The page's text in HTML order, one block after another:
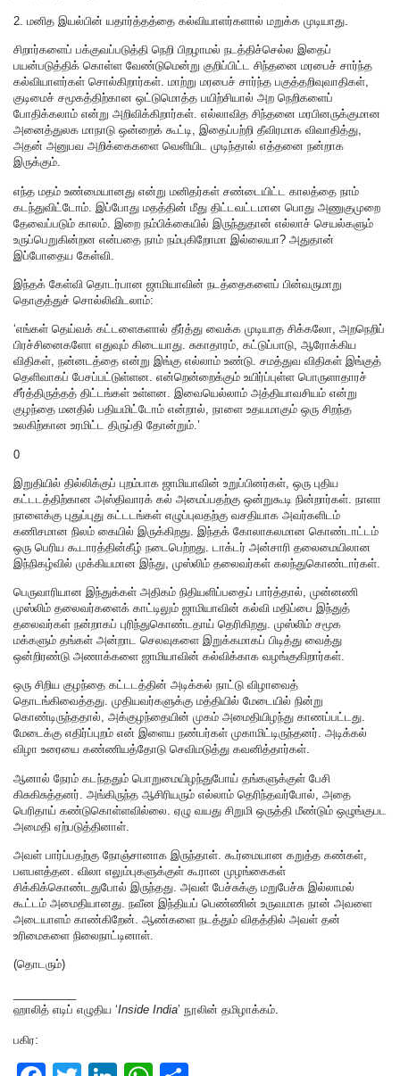
2. மனித இயல்பின் யதார்த்தத்தை கல்வியாளர்களால் மறுக்க முடியாது.
சிறார்களைப் பக்குவப்படுத்தி நெறி பிறழாமல் நடத்திச்செல்ல இதைப்
பயன்படுத்திக் கொள்ள வேண்டுமென்று குறிப்பிட்ட சிந்தனை மரபைச் சார்ந்த
கல்வியாளர்கள் சொல்கிறார்கள். மாற்று மரபைச் சார்ந்த பகுத்தறிவுவாதிகள்,
குடிமைச் சமூகத்திற்கான ஒட்டுமொத்த பயிற்சியால் அற நெறிகளைப்
போதிக்கலாம் என்று அறிவிக்கிறார்கள். எல்லாவித சிந்தனை மரபினருக்குமான
அனைத்துலக மாநாடு ஒன்றைக் கூட்டி, இதைப்பற்றி தீவிரமாக விவாதித்து,
அதன் அனுபவ அறிக்கைகளை வெளியிட முடிந்தால் எத்தனை நன்றாக
இருக்கும்.
எந்த மதம் உண்மையானது என்று மனிதர்கள் சண்டையிட்ட காலத்தை நாம்
கடந்துவிட்டோம். இப்போது மதத்தின் மீது திட்டவட்டமான பொது அணுகுமுறை
தேவைப்படும் காலம். இறை நம்பிக்கையில் இருந்துதான் எல்லாச் செயல்களும்
உருப்பெறுகின்றன என்பதை நாம் நம்புகிறோமா இல்லையா? அதுதான்
இப்போதைய கேள்வி.
இந்தக் கேள்வி தொடர்பான ஜாமியாவின் நடத்தைகளைப் பின்வருமாறு
தொகுத்துச் சொல்லிவிடலாம்:
‘எங்கள் தெய்வக் கட்டளைகளால் தீர்த்து வைக்க முடியாத சிக்கலோ, அறநெறிப்
பிரச்சினைகளோ எதுவும் கிடையாது. சுகாதாரம், கட்டுப்பாடு, ஆரோக்கிய
விதிகள், நன்னடத்தை என்று இங்கு எல்லாம் உண்டு. சமத்துவ விதிகள் இங்குத்
தெளிவாகப் பேசப்பட்டுள்ளன. என்றென்றைக்கும் உயிர்ப்புள்ள பொருளாதாரச்
சீர்த்திருத்தத் திட்டங்கள் உள்ளன. இவையெல்லாம் அத்தியாவசியம் என்று
குழந்தை மனதில் பதியமிட்டோம் என்றால், நாளை உதயமாகும் ஒரு சிறந்த
உலகிற்கான உரமிட்ட திருப்தி தோன்றும்.’
0
இறுதியில் தில்லிக்குப் புறம்பாக ஜாமியாவின் உறுப்பினர்கள், ஒரு புதிய
கட்டடத்திற்கான அஸ்திவாரக் கல் அமைப்பதற்கு ஒன்றுகூடி நின்றார்கள். நாளா
நாளைக்கு புதுப்புது கட்டடங்கள் எழுப்புவதற்கு வசதியாக அவர்களிடம்
கணிசமான நிலம் கையில் இருக்கிறது. இந்தக் கோலாகலமான கொண்டாட்டம்
ஒரு பெரிய கூடாரத்தின்கீழ் நடைபெற்றது. டாக்டர் அன்சாரி தலைமையிலான
இந்நிகழ்வில் முக்கியமான இந்து, முஸ்லிம் தலைவர்கள் கலந்துகொண்டார்கள்.
பெருவாரியான இந்துக்கள் அதிகம் நிதியளிப்பதைப் பார்த்தால், முன்னணி
முஸ்லிம் தலைவர்களைக் காட்டிலும் ஜாமியாவின் கல்வி மதிப்பை இந்துத்
தலைவர்கள் நன்றாகப் புரிந்துகொண்டதாய் தெரிகிறது. முஸ்லிம் சமூக
மக்களும் தங்கள் அன்றாட செலவுகளை இறுக்கமாகப் பிடித்து வைத்து
ஒன்றிரண்டு அணாக்களை ஜாமியாவின் கல்விக்காக வழங்குகிறார்கள்.
ஒரு சிறிய குழந்தை கட்டடத்தின் அடிக்கல் நாட்டு விழாவைத்
தொடங்கிவைத்தது. முதியவர்களுக்கு மத்தியில் மேடையில் நின்று
கொண்டிருந்ததால், அக்குழந்தையின் முகம் அமைதியிழந்து காணப்பட்டது.
மேடைக்கு எதிர்ப்புறம் என் இளைய நண்பர்கள் முகாமிட்டிருந்தனர். அடிக்கல்
விழா உரையை கண்ணியத்தோடு செவிமடுத்து கவனித்தார்கள்.
ஆனால் நேரம் கடந்ததும் பொறுமையிழந்துபோய் தங்களுக்குள் பேசி
கிசுகிசுத்தனர். அங்கிருந்த ஆசிரியரும் எல்லாம் தெரிந்தவர்போல், அதை
பெரிதாய் கண்டுகொள்ளவில்லை. ஏழு வயது சிறுமி ஒருத்தி மீண்டும் ஒழுங்குபட
அமைதி ஏற்படுத்தினாள்.
அவள் பார்ப்பதற்கு நோஞ்சானாக இருந்தாள். கூர்மையான கறுத்த கண்கள்,
பளபளத்தன. விலா எலும்புகளுக்குள் கூரான முழங்கைகள்
சிக்கிக்கொண்டதுபோல் இருந்தது. அவள் பேச்சுக்கு மறுபேச்சு இல்லாமல்
கூட்டம் அமைதியானது. நவீன இந்தியப் பெண்ணின் உருவமாக நான் அவளை
அடையாளம் காண்கிறேன். ஆண்களை நடத்தும் விதத்தில் அவள்‌ தன்
உரிமைகளை நிலைநாட்டினாள்.
(தொடரும்)
ஹாலித் எடிப் எழுதிய ‘Inside India’ நூலின் தமிழாக்கம்.
பகிர: